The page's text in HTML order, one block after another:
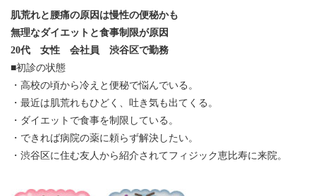
肌荒れと腰痛の原因は慢性の便秘かも
無理なダイエットと食事制限が原因
20代 女性 会社員 渋谷区で勤務
■初診の状態
・高校の頃から冷えと便秘で悩んでいる。
・最近は肌荒れもひどく、吐き気も出てくる。
・ダイエットで食事を制限している。
・できれば病院の薬に頼らず解決したい。
・渋谷区に住む友人から紹介されてフィジック恵比寿に来院。